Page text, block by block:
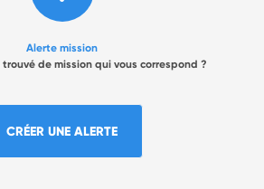
Alerte mission
de mission qui vous correspond ?
CRÉER UNE ALERTE